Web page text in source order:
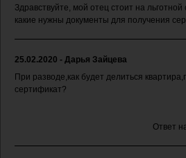
Здравствуйте, мой отец стоит на льготной
какие нужны документы для получения
25.02.2020 - Дарья Зайцева
При разводе,как будет делиться
сертификат?
Ответ